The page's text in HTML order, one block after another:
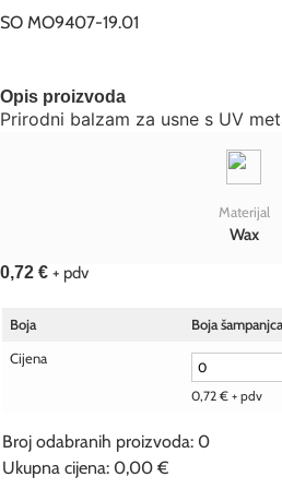
SO MO9407-19.01
Opis proizvoda
Prirodni balzam za usne s UV
Materijal
Wax
0,72 € + pdv
Boja Boja šampanjca
Cijena
0,72 € + pdv
Broj odabranih proizvoda: 0
Ukupna cijena: 0,00 €